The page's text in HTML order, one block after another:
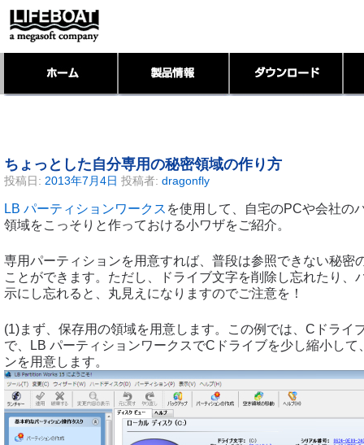
ちょっとした自分専用の秘密領域の作り方
投稿日: 2013年7月4日 投稿者: dragonfly
LB パーティションワークス を使用して、自宅のPCや会社の
領域をこっそりと作っておける小ワザをご紹介。
専用パーティションを用意すれば、普段は参照できない秘密
ことができます。ただし、ドライブ文字を削除し忘れたり、
示にし忘れると、丸見えになりますのでご注意を！
(1)まず、保存用の領域を用意します。この例では、Cドライ
で、LB パーティションワークスでCドライブを少し縮小して
ンを用意します。